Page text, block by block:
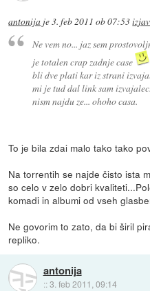
antonija je3. feb 2011 ob 07:53
Ne vem no... jaz sem
je totalen crap zadnje case
bli dve plati kar iz strani
mi je tud dal link sam
nism najdu ze... ohoho casa.
To je bila zdai malo tako tako
Na torrentih se najde čisto ista
so celo v zelo dobri
komadi in albumi od vseh
Ne govorim to zato, da bi širil
repliko.
antonija
::3. feb 2011, 09:14